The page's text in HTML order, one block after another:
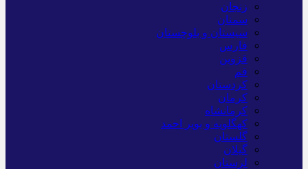
زنجان
سمنان
سیستان و بلوچستان
فارس
قزوین
قم
کردستان
کرمان
کرمانشاه
کهگلویه و بویر احمد
گلستان
گیلان
لرستان